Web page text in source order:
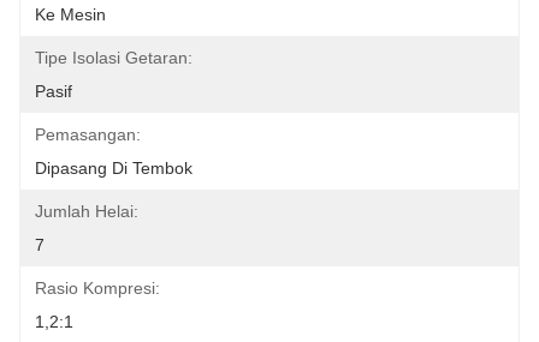
Ke Mesin
Tipe Isolasi Getaran:
Pasif
Pemasangan:
Dipasang Di Tembok
Jumlah Helai:
7
Rasio Kompresi:
1,2:1